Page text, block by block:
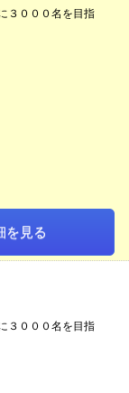
３０００名を目指
を見る
３０００名を目指